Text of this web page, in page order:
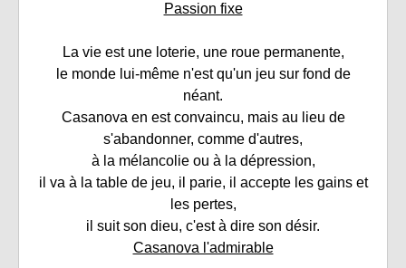
Passion fixe
La vie est une loterie, une roue permanente,
le monde lui-même n'est qu'un jeu sur fond de
néant.
Casanova en est convaincu, mais au lieu de
s'abandonner, comme d'autres,
à la mélancolie ou à la dépression,
il va à la table de jeu, il parie, il accepte les gains et
les pertes,
il suit son dieu, c'est à dire son désir.
Casanova l'admirable